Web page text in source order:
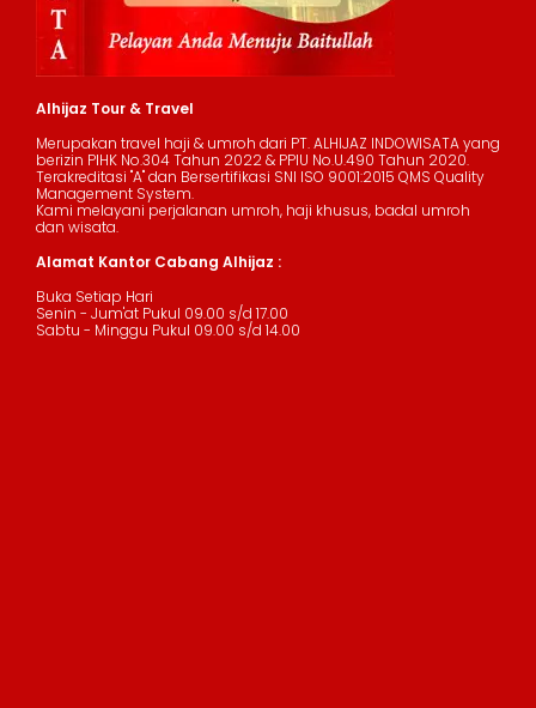
Alhijaz Tour & Travel
Merupakan travel haji & umroh dari PT. ALHIJAZ INDOWISATA yang
berizin PIHK No.304 Tahun 2022 & PPIU No.U.490 Tahun 2020.
Terakreditasi "A" dan Bersertifikasi SNI ISO 9001:2015 QMS Quality
Management System.
Kami melayani perjalanan umroh, haji khusus, badal umroh
dan wisata.
Alamat Kantor Cabang Alhijaz :
Buka Setiap Hari
Senin - Jum'at Pukul 09.00 s/d 17.00
Sabtu - Minggu Pukul 09.00 s/d 14.00